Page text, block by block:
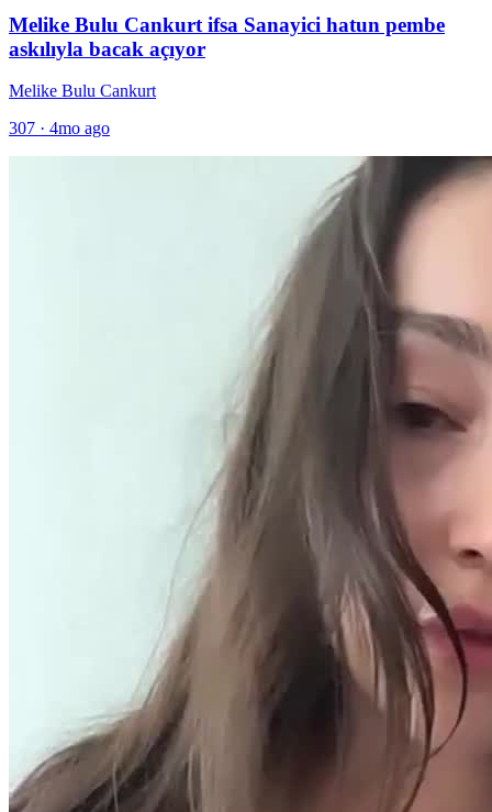
Melike Bulu Cankurt ifsa Sanayici hatun pembe
askılıyla bacak açıyor
Melike Bulu Cankurt
307 · 4mo ago